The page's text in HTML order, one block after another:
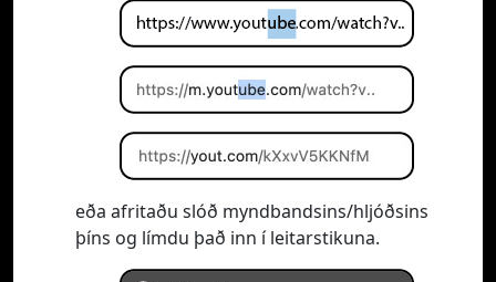
eða afritaðu slóð myndbandsins/hljóðsins
þíns og límdu það inn í leitarstikuna.